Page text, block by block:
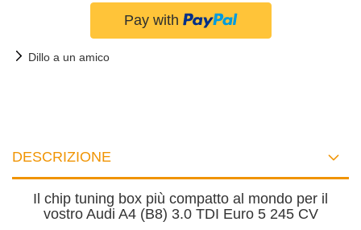
Dillo a un amico
DESCRIZIONE
Il chip tuning box più compatto al mondo per il
vostro Audi A4 (B8) 3.0 TDI Euro 5 245 CV